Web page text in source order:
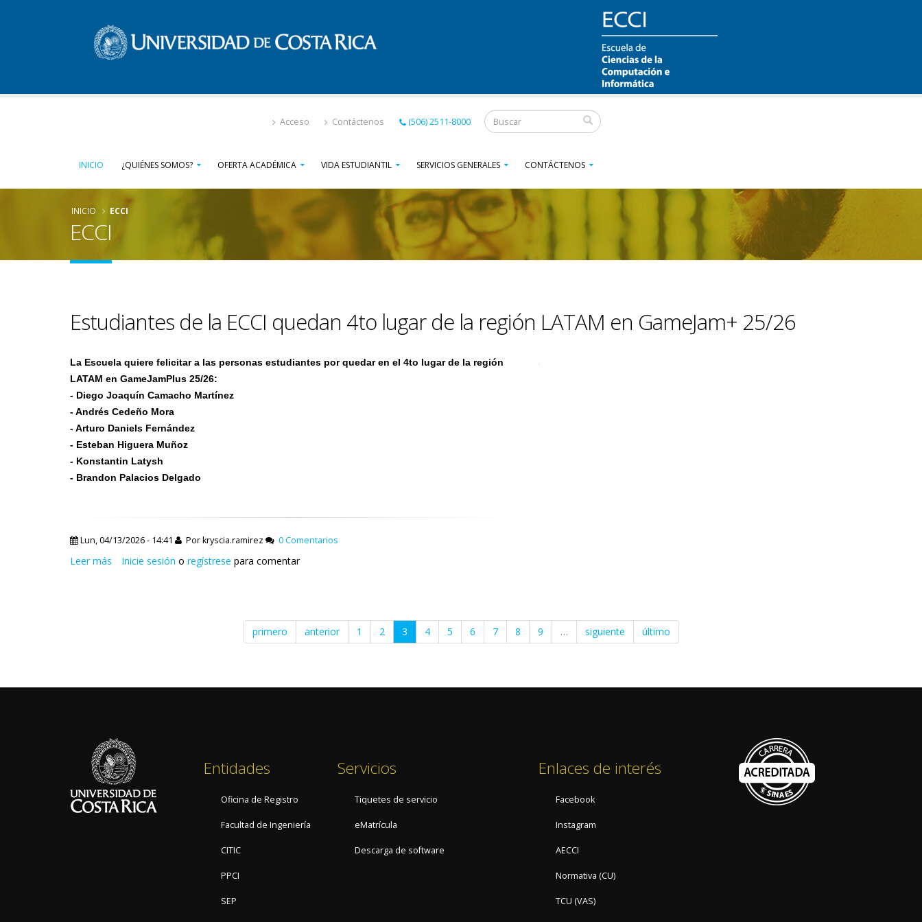
Formulario
de
búsqueda
Acceso Contáctenos (506) 2511-8000
INICIO ¿QUIÉNES SOMOS? OFERTA ACADÉMICA VIDA ESTUDIANTIL SERVICIOS GENERALES CONTÁCTENOS
INICIO ECCI
ECCI
Estudiantes de la ECCI quedan 4to lugar de la región LATAM en GameJam+ 25/26
La Escuela quiere felicitar a las personas estudiantes por quedar en el 4to lugar de la región
LATAM en GameJamPlus 25/26:
- Diego Joaquín Camacho Martínez
- Andrés Cedeño Mora
- Arturo Daniels Fernández
- Esteban Higuera Muñoz
- Konstantin Latysh
- Brandon Palacios Delgado
Lun, 04/13/2026 - 14:41 Porkryscia.ramirez 0 Comentarios
Leer más sobre
LATAM
en
GameJam+
25/26
Inicie sesión o regístrese para comentar
primero anterior 1 2 3 4 5 6 7 8 9 … siguiente último
Entidades
Oficina de Registro
Facultad de Ingeniería
CITIC
PPCI
SEP
Servicios
Tiquetes de servicio
eMatrícula
Descarga de software
Enlaces de interés
Facebook
Instagram
AECCI
Normativa (CU)
TCU (VAS)